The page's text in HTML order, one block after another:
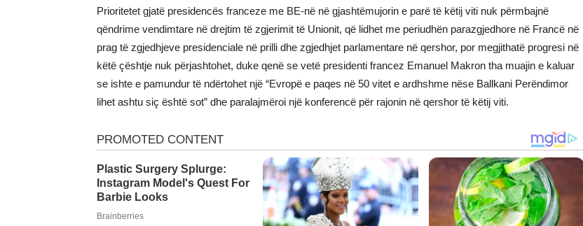
Prioritetet gjatë presidencës franceze me BE-në në gjashtëmujorin e parë të këtij viti nuk përmbajnë
qëndrime vendimtare në drejtim të zgjerimit të Unionit, që lidhet me periudhën parazgjedhore në Francë në
prag të zgjedhjeve presidenciale në prilli dhe zgjedhjet parlamentare në qershor, por megjithatë progresi në
këtë çështje nuk përjashtohet, duke qenë se vetë presidenti francez Emanuel Makron tha muajin e kaluar
se ishte e pamundur të ndërtohet një “Evropë e paqes në 50 vitet e ardhshme nëse Ballkani Perëndimor
lihet ashtu siç është sot” dhe paralajmëroi një konferencë për rajonin në qershor të këtij viti.